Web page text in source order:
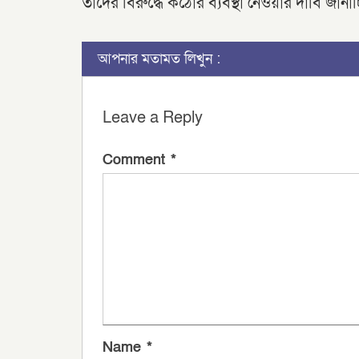
আপনার মতামত লিখুন :
Leave a Reply
Comment *
Name *